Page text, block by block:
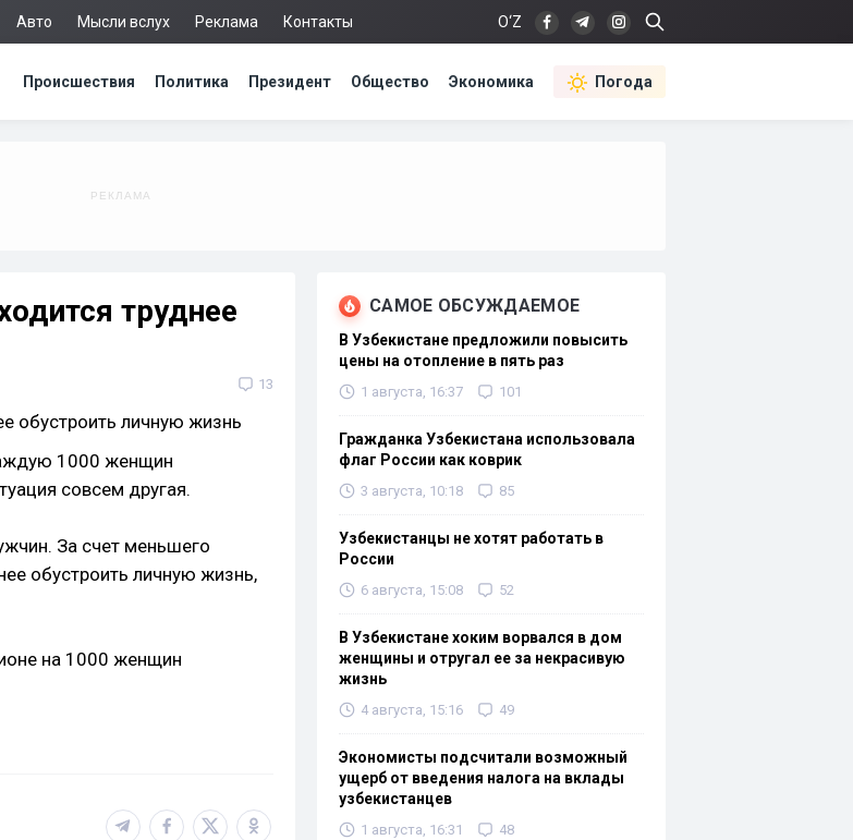
Авто Мысли вслух Реклама Контакты O‘Z
Происшествия Политика Президент Общество Экономика Погода
труднее
13
1000 женщин
совсем другая.
За счет меньшего
обустроить личную жизнь,
на 1000 женщин
САМОЕ ОБСУЖДАЕМОЕ
В Узбекистане предложили повысить
цены на отопление в пять раз
1 августа, 16:37 101
Гражданка Узбекистана использовала
флаг России как коврик
3 августа, 10:18 85
Узбекистанцы не хотят работать в
России
6 августа, 15:08 52
В Узбекистане хоким ворвался в дом
женщины и отругал ее за некрасивую
жизнь
4 августа, 15:16 49
Экономисты подсчитали возможный
ущерб от введения налога на вклады
узбекистанцев
1 августа, 16:31 48